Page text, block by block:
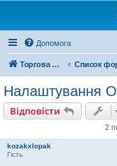
Допомога
Торгова марка ОКО
Налаштування
Відповісти
2
kozakxlopak
Гість